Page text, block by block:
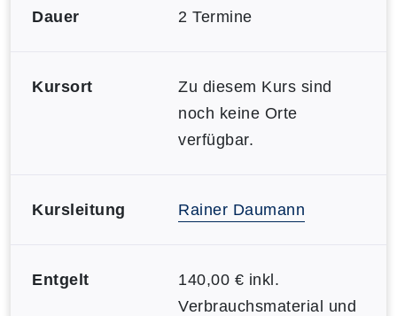
Dauer 2 Termine
Kursort
Zu diesem Kurs sind
noch keine Orte
verfügbar.
Kursleitung Rainer Daumann
Entgelt
140,00 € inkl.
Verbrauchsmaterial und